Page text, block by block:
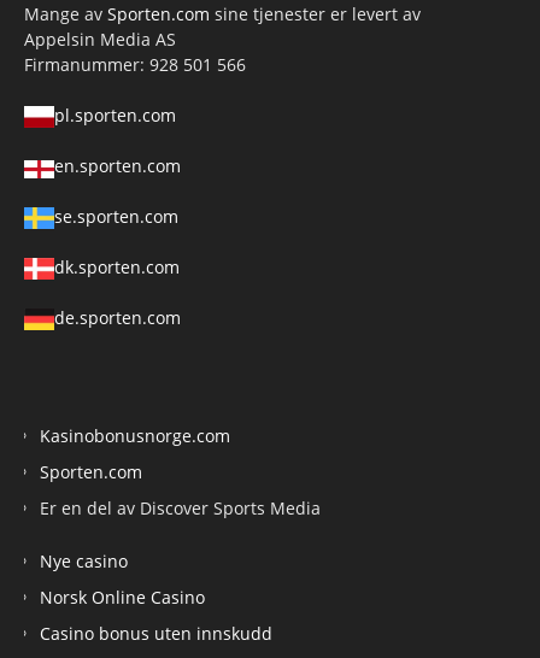
Mange av Sporten.com sine tjenester er levert av
Appelsin Media AS
Firmanummer: 928 501 566
pl.sporten.com
en.sporten.com
se.sporten.com
dk.sporten.com
de.sporten.com
Kasinobonusnorge.com
Sporten.com
Er en del av Discover Sports Media
Nye casino
Norsk Online Casino
Casino bonus uten innskudd